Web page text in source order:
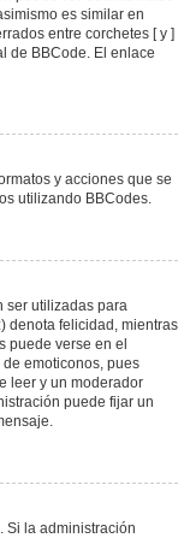
es similar en
entre corchetes [ y ]
de BBCode. El enlace
y acciones que se
utilizando BBCodes.
ser utilizadas para
denota felicidad, mientras
puede verse en el
emoticonos, pues
leer y un moderador
puede fijar un
Si la administración